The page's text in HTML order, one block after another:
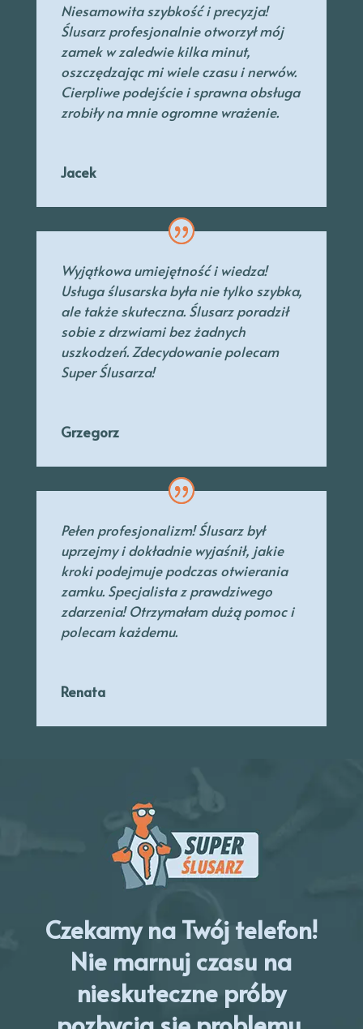
Niesamowita szybkość i precyzja!
Ślusarz profesjonalnie otworzył mój
zamek w zaledwie kilka minut,
oszczędzając mi wiele czasu i nerwów.
Cierpliwe podejście i sprawna obsługa
zrobiły na mnie ogromne wrażenie.
Jacek
Wyjątkowa umiejętność i wiedza!
Usługa ślusarska była nie tylko szybka,
ale także skuteczna. Ślusarz poradził
sobie z drzwiami bez żadnych
uszkodzeń. Zdecydowanie polecam
Super Ślusarza!
Grzegorz
Pełen profesjonalizm! Ślusarz był
uprzejmyi dokładnie wyjaśnił, jakie
kroki podejmuje podczas otwierania
zamku. Specjalistaz prawdziwego
zdarzenia! Otrzymałam dużą pomoc i
polecam każdemu.
Renata
Czekamy na Twój telefon!
Nie marnuj czasu na
nieskuteczne próby